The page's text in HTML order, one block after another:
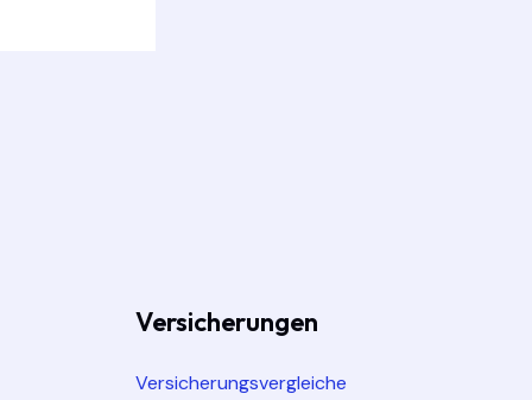
Versicherungen
Versicherungsvergleiche